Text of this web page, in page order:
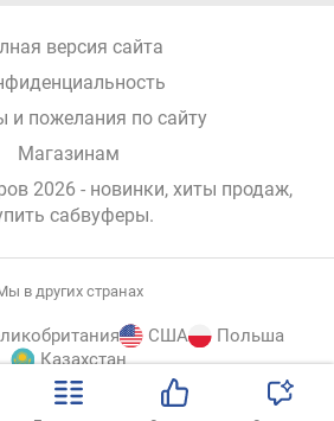
версия сайта
и пожелания по сайту
Магазинам
2026 - новинки, хиты продаж,
сабвуферы.
в других странах
США
Польша
Казахстан